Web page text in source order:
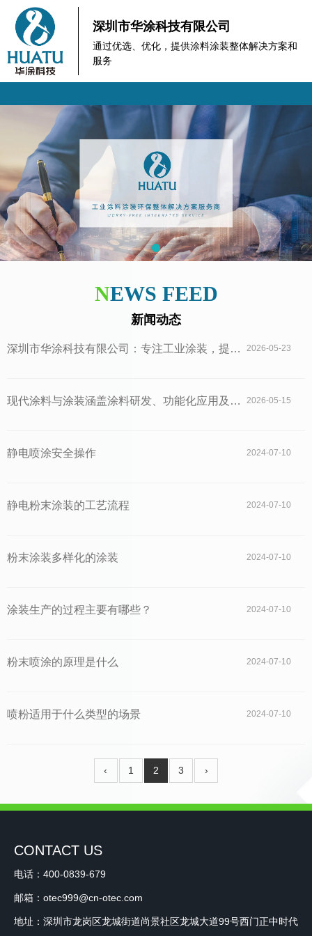
深圳市华涂科技有限公司
通过优选、优化，提供涂料涂装整体解决方案和
服务
NEWS FEED
新闻动态
2026-05-23
深圳市华涂科技有限公司：专注工业涂装，提供
2026-05-15
现代涂料与涂装涵盖涂料研发、功能化应用及先
2024-07-10
静电喷涂安全操作
2024-07-10
静电粉末涂装的工艺流程
2024-07-10
粉末涂装多样化的涂装
2024-07-10
涂装生产的过程主要有哪些？
2024-07-10
粉末喷涂的原理是什么
2024-07-10
喷粉适用于什么类型的场景
‹ 1 2 3 ›
CONTACT US
电话：400-0839-679
邮箱：otec999@cn-otec.com
地址：深圳市龙岗区龙城街道尚景社区龙城大道99号西门正中时代